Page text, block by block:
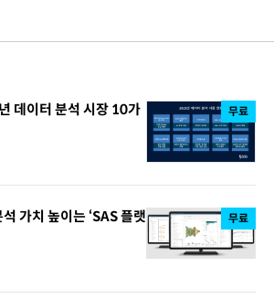
데이터 분석 시장 10가
무료
가치 높이는 ‘SAS 플랫
무료